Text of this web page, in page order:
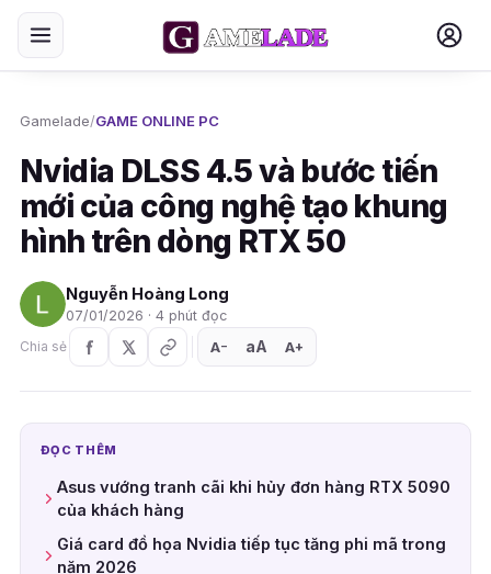
Gamelade/GAME ONLINE PC
Nvidia DLSS 4.5 và bước tiến
mới của công nghệ tạo khung
hình trên dòng RTX 50
Nguyễn Hoàng Long
07/01/2026 · 4 phút đọc
Chia sẻ
A− aA A+
ĐỌC THÊM
Asus vướng tranh cãi khi hủy đơn hàng RTX 5090
của khách hàng
Giá card đồ họa Nvidia tiếp tục tăng phi mã trong
năm 2026